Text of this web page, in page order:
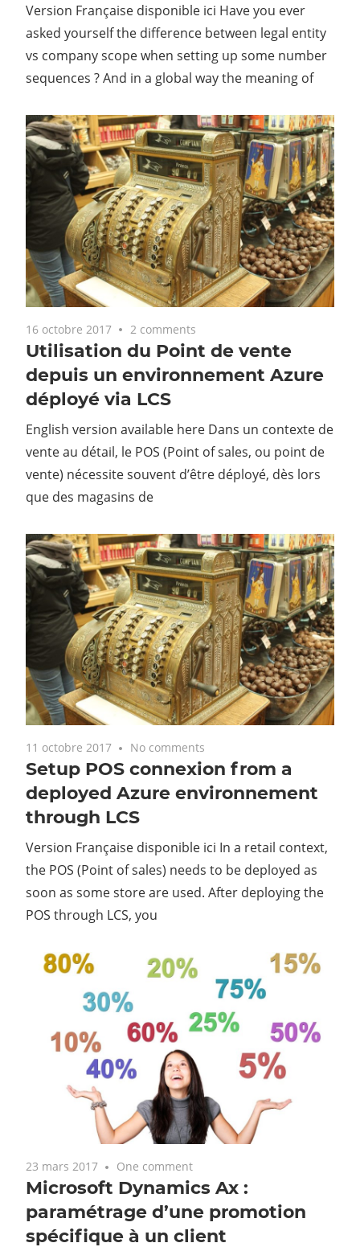
Version Française disponible ici Have you ever
asked yourself the difference between legal entity
vs company scope when setting up some number
sequences ? And in a global way the meaning of
16 octobre 2017 2 comments
Utilisation du Point de vente
depuis un environnement Azure
déployé via LCS
English version available here Dans un contexte de
vente au détail, le POS (Point of sales, ou point de
vente) nécessite souvent d’être déployé, dès lors
que des magasins de
11 octobre 2017 No comments
Setup POS connexion from a
deployed Azure environnement
through LCS
Version Française disponible ici In a retail context,
the POS (Point of sales) needs to be deployed as
soon as some store are used. After deploying the
POS through LCS, you
23 mars 2017 One comment
Microsoft Dynamics Ax :
paramétrage d’une promotion
spécifique à un client